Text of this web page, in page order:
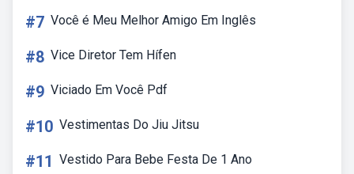
#7 Você é Meu Melhor Amigo Em Inglês
#8 Vice Diretor Tem Hífen
#9 Viciado Em Você Pdf
#10 Vestimentas Do Jiu Jitsu
#11 Vestido Para Bebe Festa De 1 Ano